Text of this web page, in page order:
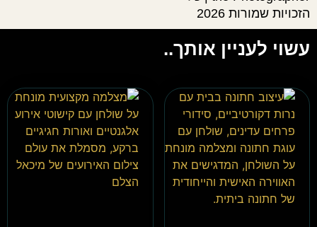
הזכויות שמורות 2026
עשוי לעניין אותך..